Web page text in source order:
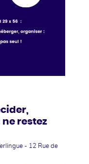
restez
- 12 Rue de